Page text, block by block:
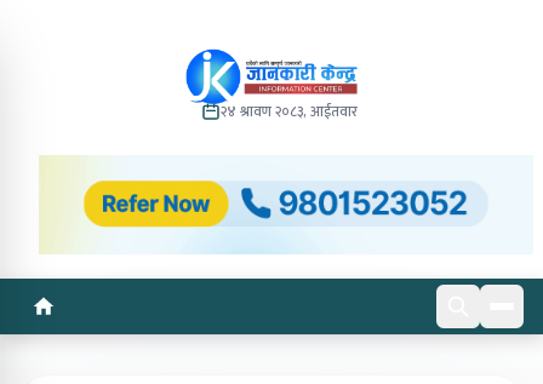
२४ श्रावण २०८३, आईतवार